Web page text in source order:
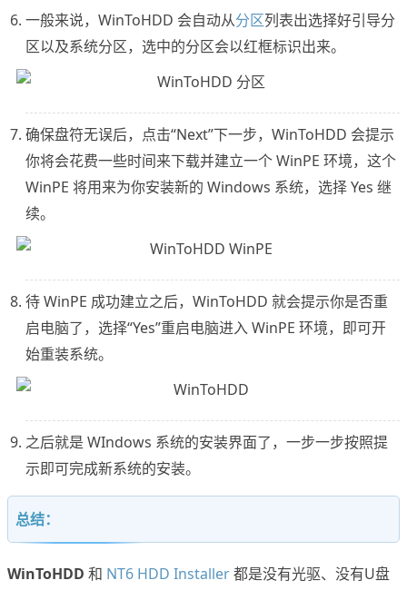
一般来说，WinToHDD 会自动从分区列表出选择好引导分
区以及系统分区，选中的分区会以红框标识出来。
确保盘符无误后，点击“Next”下一步，WinToHDD 会提示
你将会花费一些时间来下载并建立一个 WinPE 环境，这个
WinPE 将用来为你安装新的 Windows 系统，选择 Yes 继
续。
待 WinPE 成功建立之后，WinToHDD 就会提示你是否重
启电脑了，选择“Yes”重启电脑进入 WinPE 环境，即可开
始重装系统。
之后就是 WIndows 系统的安装界面了，一步一步按照提
示即可完成新系统的安装。
总结：
WinToHDD 和 NT6 HDD Installer都是没有光驱、没有U盘